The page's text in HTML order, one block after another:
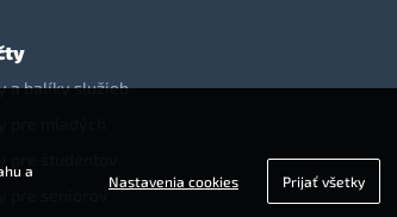
a balíky služieb
pre seniorov
a
Nastavenia cookies Prijať všetky